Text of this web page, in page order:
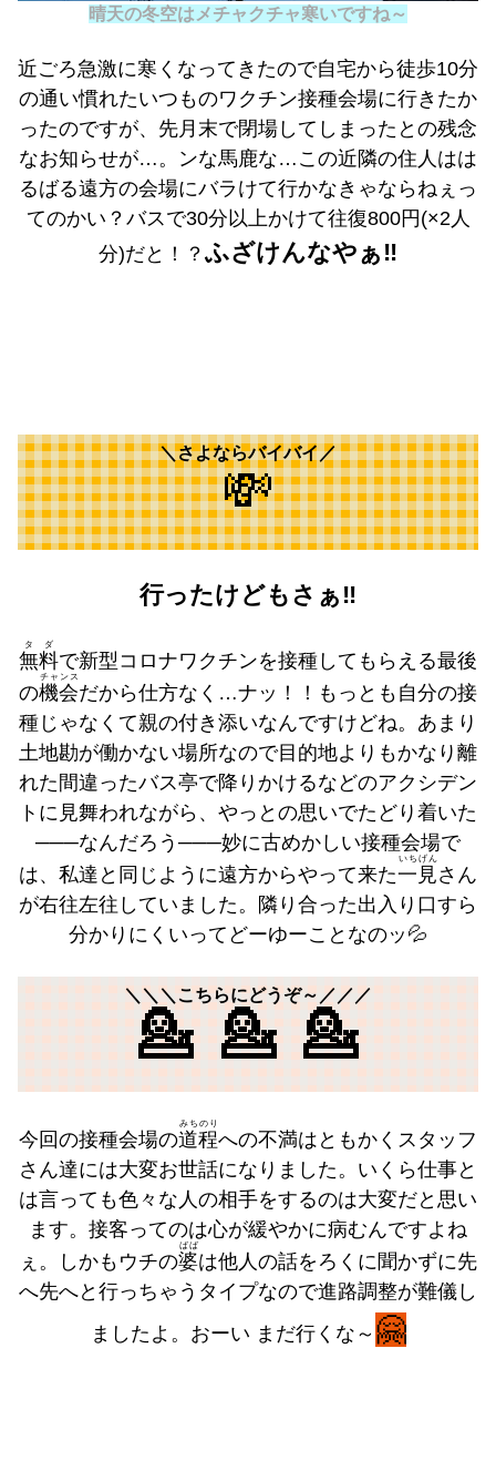
晴天の冬空はメチャクチャ寒いですね～
近ごろ急激に寒くなってきたので自宅から徒歩10分
の通い慣れたいつものワクチン接種会場に行きたか
ったのですが、先月末で閉場してしまったとの残念
なお知らせが…。ンな馬鹿な…この近隣の住人はは
るばる遠方の会場にバラけて行かなきゃならねぇっ
てのかい？バスで30分以上かけて往復800円(×2人
分)だと！？ ふざけんなやぁ‼️
💸
＼さよならバイバイ／
行ったけどもさぁ‼️
無料
タダ
で新型コロナワクチンを接種してもらえる最後
の機会
チャンス
だから仕方なく…ナッ！！もっとも自分の接
種じゃなくて親の付き添いなんですけどね。あまり
土地勘が働かない場所なので目的地よりもかなり離
れた間違ったバス亭で降りかけるなどのアクシデン
トに見舞われながら、やっとの思いでたどり着いた
───なんだろう───妙に古めかしい接種会場で
は、私達と同じように遠方からやって来た一見
いちげん
さん
が右往左往していました。隣り合った出入り口すら
分かりにくいってどーゆーことなのッ💦
💁💁💁
＼＼＼こちらにどうぞ～／／／
今回の接種会場の道程
みちのり
への不満はともかくスタッフ
さん達には大変お世話になりました。いくら仕事と
は言っても色々な人の相手をするのは大変だと思い
ます。接客ってのは心が緩やかに病むんですよね
ぇ。しかもウチの婆
ばば
は他人の話をろくに聞かずに先
へ先へと行っちゃうタイプなので進路調整が難儀し
ましたよ。おーい まだ行くな～ 🤗